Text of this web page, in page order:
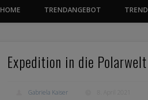
HOME TRENDANGEBOT
Expedition in die Polarwelt
Gabriela Kaiser